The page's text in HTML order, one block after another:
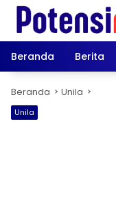
Langsung
konten
Beranda
Berita
Beranda Unila
Unila